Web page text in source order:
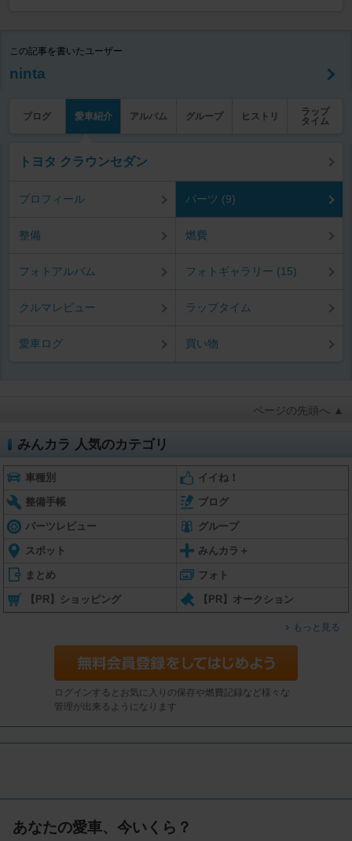
この記事を書いたユーザー
ninta
ブログ 愛車紹介 アルバム グループ ヒストリ
ラップ
タイム
トヨタ クラウンセダン
プロフィール パーツ (9)
整備 燃費
フォトアルバム フォトギャラリー (15)
クルマレビュー ラップタイム
愛車ログ 買い物
ページの先頭へ ▲
みんカラ 人気のカテゴリ
車種別 イイね！
整備手帳 ブログ
パーツレビュー グループ
スポット みんカラ＋
まとめ フォト
【PR】ショッピング 【PR】オークション
もっと見る
ログインするとお気に入りの保存や燃費記録など様々な
管理が出来るようになります
あなたの愛車、今いくら？